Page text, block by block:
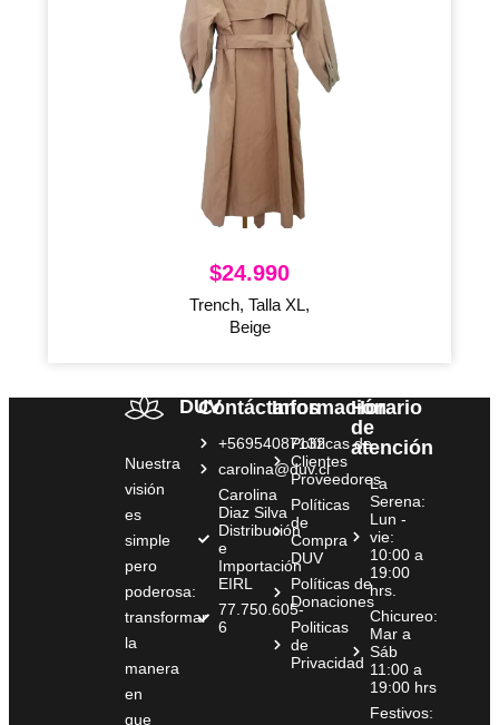
$24.990
Trench, Talla XL,
Beige
DUV
Nuestra
visión
es
simple
pero
poderosa:
transformar
la
manera
en
que
Contáctanos
+56954087132
carolina@duv.cl
Carolina
Diaz Silva
Distribución
e
Importación
EIRL
77.750.605-
6
Información
Políticas de
Clientes
Proveedores
Políticas
de
Compra
DUV
Políticas de
Donaciones
Politicas
de
Privacidad
Horario
de
atención
La
Serena:
Lun -
vie:
10:00 a
19:00
hrs.
Chicureo:
Mar a
Sáb
11:00 a
19:00 hrs
Festivos: